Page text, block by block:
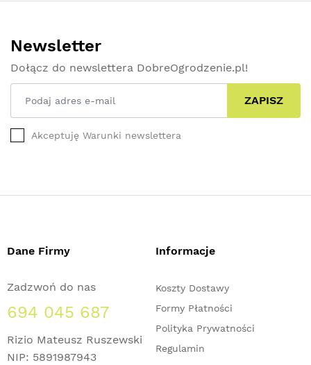
Newsletter
Dołącz do newslettera DobreOgrodzenie.pl!
ZAPISZ
Akceptuję Warunki newslettera
Dane Firmy
Zadzwoń do nas
694 045 687
Rizio Mateusz Ruszewski
NIP: 5891987943
Informacje
Koszty Dostawy
Formy Płatności
Polityka Prywatności
Regulamin